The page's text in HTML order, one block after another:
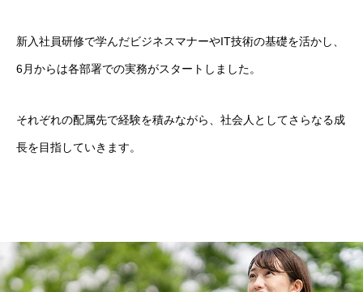
新入社員研修で学んだビジネスマナーやIT技術の基礎を活かし、
6月からは各部署での実務がスタートしました。
それぞれの配属先で経験を積みながら、社会人としてさらなる成
長を目指していきます。